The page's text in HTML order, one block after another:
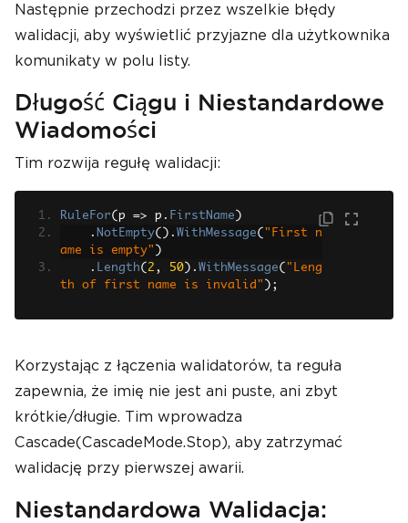
Następnie przechodzi przez wszelkie błędy
walidacji, aby wyświetlić przyjazne dla użytkownika
komunikaty w polu listy.
Długość Ciągu i Niestandardowe
Wiadomości
Tim rozwija regułę walidacji:
RuleFor( p => p . FirstName )
. NotEmpty(). WithMessage( "First n
ame is empty" )
. Length( 2 , 50 ). WithMessage( "Leng
th of first name is invalid" );
Korzystając z łączenia walidatorów, ta reguła
zapewnia, że imię nie jest ani puste, ani zbyt
krótkie/długie. Tim wprowadza
Cascade(CascadeMode.Stop), aby zatrzymać
walidację przy pierwszej awarii.
Niestandardowa Walidacja: